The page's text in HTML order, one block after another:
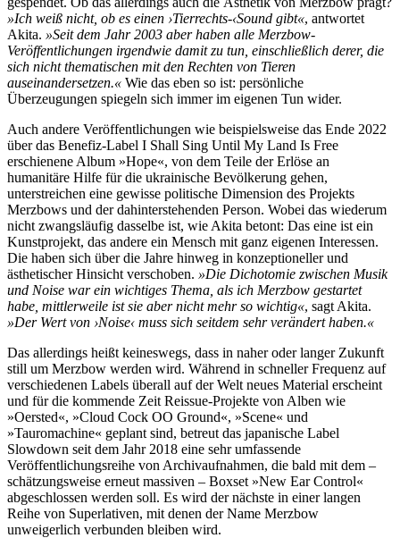
»Ich weiß nicht, ob es einen ›Tierrechts-‹Sound gibt«, antwortet
Akita. »Seit dem Jahr 2003 aber haben alle Merzbow-
Veröffentlichungen irgendwie damit zu tun, einschließlich derer, die
sich nicht thematischen mit den Rechten von Tieren
auseinandersetzen.« Wie das eben so ist: persönliche
Überzeugungen spiegeln sich immer im eigenen Tun wider.
Auch andere Veröffentlichungen wie beispielsweise das Ende 2022
über das Benefiz-Label I Shall Sing Until My Land Is Free
erschienene Album »Hope«, von dem Teile der Erlöse an
humanitäre Hilfe für die ukrainische Bevölkerung gehen,
unterstreichen eine gewisse politische Dimension des Projekts
Merzbows und der dahinterstehenden Person. Wobei das wiederum
nicht zwangsläufig dasselbe ist, wie Akita betont: Das eine ist ein
Kunstprojekt, das andere ein Mensch mit ganz eigenen Interessen.
Die haben sich über die Jahre hinweg in konzeptioneller und
ästhetischer Hinsicht verschoben. »Die Dichotomie zwischen Musik
und Noise war ein wichtiges Thema, als ich Merzbow gestartet
habe, mittlerweile ist sie aber nicht mehr so wichtig«, sagt Akita.
»Der Wert von ›Noise‹ muss sich seitdem sehr verändert haben.«
Das allerdings heißt keineswegs, dass in naher oder langer Zukunft
still um Merzbow werden wird. Während in schneller Frequenz auf
verschiedenen Labels überall auf der Welt neues Material erscheint
und für die kommende Zeit Reissue-Projekte von Alben wie
»Oersted«, »Cloud Cock OO Ground«, »Scene« und
»Tauromachine« geplant sind, betreut das japanische Label
Slowdown seit dem Jahr 2018 eine sehr umfassende
Veröffentlichungsreihe von Archivaufnahmen, die bald mit dem –
schätzungsweise erneut massiven – Boxset »New Ear Control«
abgeschlossen werden soll. Es wird der nächste in einer langen
Reihe von Superlativen, mit denen der Name Merzbow
unweigerlich verbunden bleiben wird.